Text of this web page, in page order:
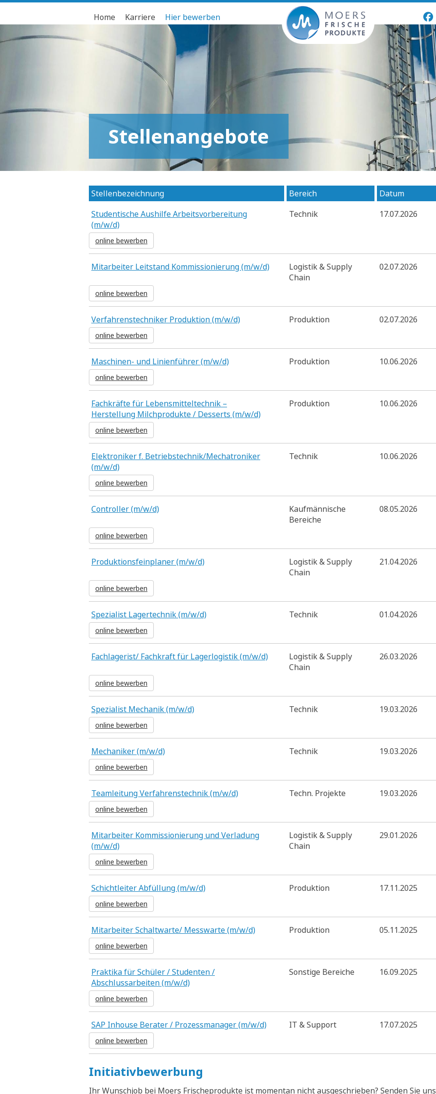
Home Karriere Hier bewerben
Stellenangebote
Stellenbezeichnung Bereich
Datum
Studentische Aushilfe Arbeitsvorbereitung
(m/w/d)
Technik 17.07.2026
online bewerben
Mitarbeiter Leitstand Kommissionierung (m/w/d)
Logistik & Supply
Chain
02.07.2026
online bewerben
Verfahrenstechniker Produktion (m/w/d) Produktion 02.07.2026
online bewerben
Maschinen- und Linienführer (m/w/d) Produktion 10.06.2026
online bewerben
Fachkräfte für Lebensmitteltechnik –
Herstellung Milchprodukte / Desserts (m/w/d)
Produktion 10.06.2026
online bewerben
Elektroniker f. Betriebstechnik/Mechatroniker
(m/w/d)
Technik 10.06.2026
online bewerben
Controller (m/w/d)
Kaufmännische
Bereiche
08.05.2026
online bewerben
Produktionsfeinplaner (m/w/d)
Logistik & Supply
Chain
21.04.2026
online bewerben
Spezialist Lagertechnik (m/w/d) Technik 01.04.2026
online bewerben
Fachlagerist/ Fachkraft für Lagerlogistik (m/w/d)
Logistik & Supply
Chain
26.03.2026
online bewerben
Spezialist Mechanik (m/w/d) Technik 19.03.2026
online bewerben
Mechaniker (m/w/d) Technik 19.03.2026
online bewerben
Teamleitung Verfahrenstechnik (m/w/d) Techn. Projekte 19.03.2026
online bewerben
Mitarbeiter Kommissionierung und Verladung
(m/w/d)
Logistik & Supply
Chain
29.01.2026
online bewerben
Schichtleiter Abfüllung (m/w/d) Produktion 17.11.2025
online bewerben
Mitarbeiter Schaltwarte/ Messwarte (m/w/d) Produktion 05.11.2025
online bewerben
Praktika für Schüler / Studenten /
Abschlussarbeiten (m/w/d)
Sonstige Bereiche 16.09.2025
online bewerben
SAP Inhouse Berater / Prozessmanager (m/w/d) IT & Support 17.07.2025
online bewerben
Initiativbewerbung
Ihr Wunschjob bei Moers Frischeprodukte ist momentan nicht ausgeschrieben? Senden Sie uns